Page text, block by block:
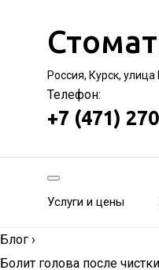
Россия, Курск,
Телефон:
+7 (471)
Услуги и цены
Блог ›
Болит голова после